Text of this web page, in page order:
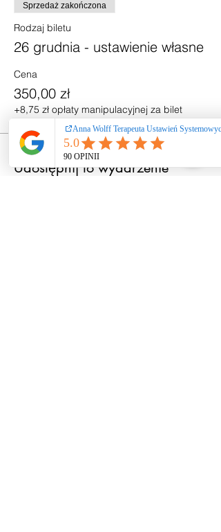
Sprzedaż zakończona
Rodzaj biletu
26 grudnia - ustawienie własne
Cena
350,00 zł
+8,75 zł opłaty manipulacyjnej za bilet
Udostępnij to wydarzenie